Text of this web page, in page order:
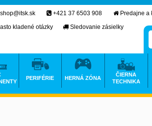
+421 37 6503 908
Predajne a
kladené otázky
Sledovanie zásielky
PERIFÉRIE HERNÁ ZÓNA
ČIERNA
TECHNIKA